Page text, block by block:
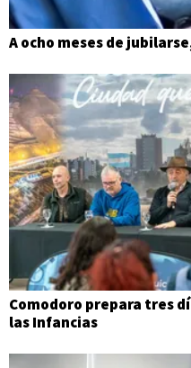
A ocho meses de
Comodoro prepara tres
las Infancias